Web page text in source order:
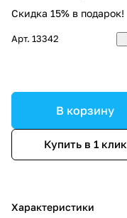
Скидка 15% в подарок!
Арт. 13342
В корзину
Купить в 1 клик
Характеристики